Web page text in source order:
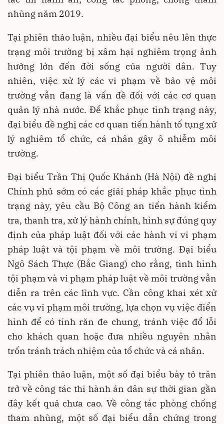
nhũng năm 2019.
Tại phiên thảo luận, nhiều đại biểu nêu lên thực
trạng môi trường bị xâm hại nghiêm trọng ảnh
hưởng lớn đến đời sống của người dân. Tuy
nhiên, việc xử lý các vi phạm về bảo vệ môi
trường vẫn đang là vấn đề đối với các cơ quan
quản lý nhà nước. Để khắc phục tình trạng này,
đại biểu đề nghị các cơ quan tiến hành tố tụng xử
lý nghiêm tổ chức, cá nhân gây ô nhiễm môi
trường.
Đại biểu Trần Thị Quốc Khánh (Hà Nội) đề nghị
Chính phủ sớm có các giải pháp khắc phục tình
trạng này, yêu cầu Bộ Công an tiến hành kiểm
tra, thanh tra, xử lý hành chính, hình sự đúng quy
định của pháp luật đối với các hành vi vi phạm
pháp luật và tội phạm về môi trường. Đại biểu
Ngô Sách Thực (Bắc Giang) cho rằng, tình hình
tội phạm và vi phạm pháp luật về môi trường vẫn
diễn ra trên các lĩnh vực. Cần công khai xét xử
các vụ vi phạm môi trường, lựa chọn vụ việc điển
hình để có tính răn đe chung, tránh việc đổ lỗi
cho khách quan hoặc đưa nhiều nguyên nhân
trốn tránh trách nhiệm của tổ chức và cá nhân.
Tại phiên thảo luận, một số đại biểu bày tỏ trăn
trở về công tác thi hành án dân sự thời gian gần
đây kết quả chưa cao. Về công tác phòng chống
tham nhũng, một số đại biểu dẫn chứng trong